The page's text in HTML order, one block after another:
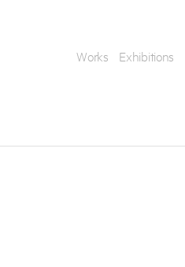
Works Exhibitions